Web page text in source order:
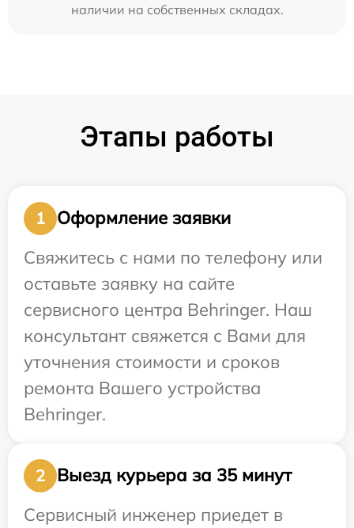
наличии на собственных складах.
Этапы работы
1
Оформление заявки
Свяжитесь с нами по телефону или
оставьте заявку на сайте
сервисного центра Behringer. Наш
консультант свяжется с Вами для
уточнения стоимости и сроков
ремонта Вашего устройства
Behringer.
2
Выезд курьера за 35 минут
Сервисный инженер приедет в